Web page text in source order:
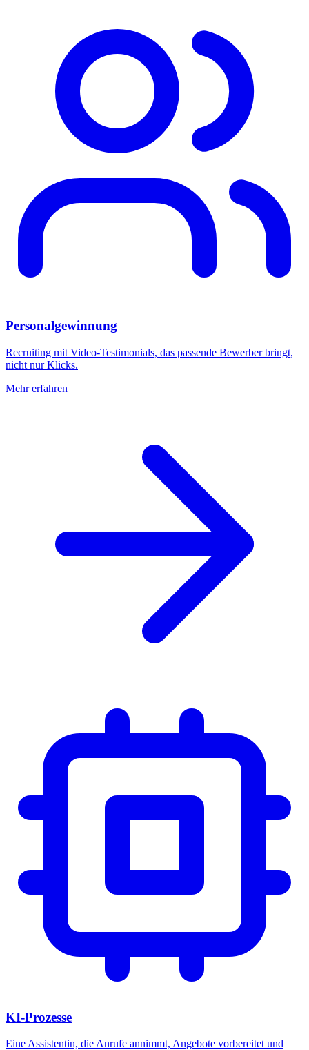
Personalgewinnung
Recruiting mit Video-Testimonials, das passende Bewerber bringt,
nicht nur Klicks.
Mehr erfahren
KI-Prozesse
Eine Assistentin, die Anrufe annimmt, Angebote vorbereitet und